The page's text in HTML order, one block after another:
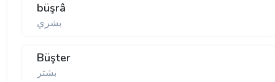
büşrâ
بشري
Büşter
بشتر